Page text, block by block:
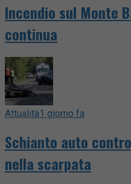
Incendio sul Monte
continua
Attualità1 giorno fa
Schianto auto
nella scarpata